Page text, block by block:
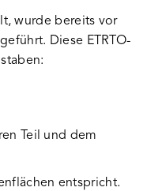
wurde bereits vor
Diese ETRTO-
Teil und dem
entspricht.